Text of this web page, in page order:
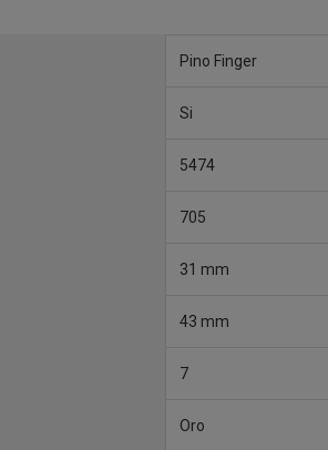
Pino Finger
Si
5474
705
31 mm
43 mm
7
Oro